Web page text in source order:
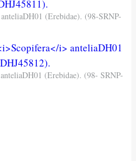
anteliaDH01 (Erebidae). (98-SRNP-
anteliaDH01 (Erebidae). (98- SRNP-